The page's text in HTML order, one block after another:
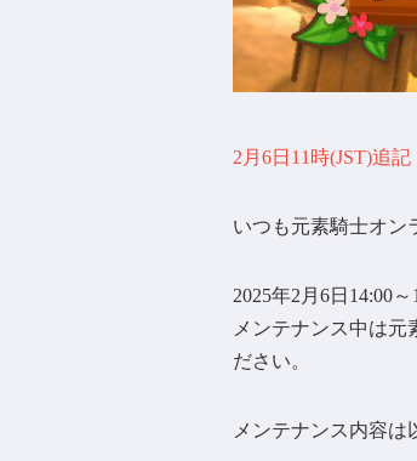
2月6日11時(JST)追
いつも元素騎士オン
2025年2月6日14:00
メンテナンス中は
ださい。
メンテナンス内容は